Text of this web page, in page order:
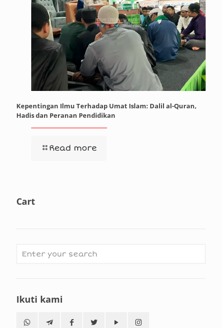
Kepentingan Ilmu Terhadap Umat Islam: Dalil al-Quran,
Hadis dan Peranan Pendidikan
Read more
Cart
Ikuti kami